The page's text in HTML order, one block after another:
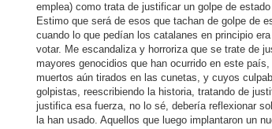
emplea) como trata de justificar un golpe de
Estimo que será de esos que tachan de golpe de
cuando lo que pedían los catalanes en principio
votar. Me escandaliza y horroriza que se trate de
mayores genocidios que han ocurrido en este
muertos aún tirados en las cunetas, y cuyos
golpistas, reescribiendo la historia, tratando de
justifica esa fuerza, no lo sé, debería reflexionar
la han usado. Aquellos que luego implantaron un